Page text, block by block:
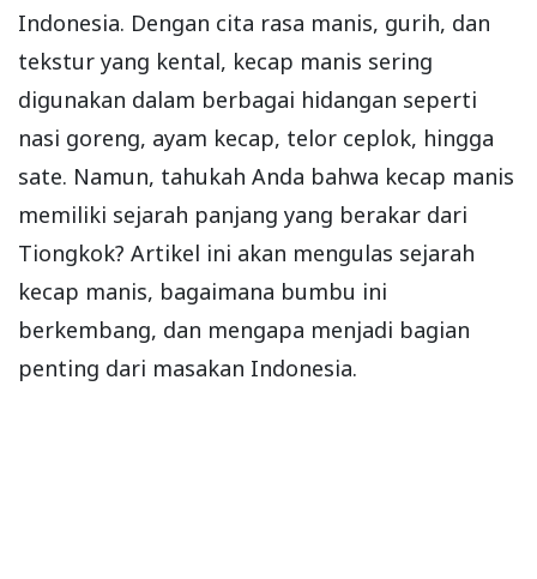
Indonesia. Dengan cita rasa manis, gurih, dan
tekstur yang kental, kecap manis sering
digunakan dalam berbagai hidangan seperti
nasi goreng, ayam kecap, telor ceplok, hingga
sate. Namun, tahukah Anda bahwa kecap manis
memiliki sejarah panjang yang berakar dari
Tiongkok? Artikel ini akan mengulas sejarah
kecap manis, bagaimana bumbu ini
berkembang, dan mengapa menjadi bagian
penting dari masakan Indonesia.